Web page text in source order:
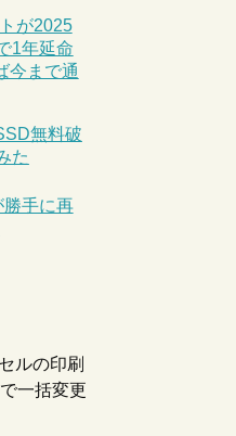
が2025
1年延命
今まで通
無料破
た
勝手に再
ルの印刷
一括変更